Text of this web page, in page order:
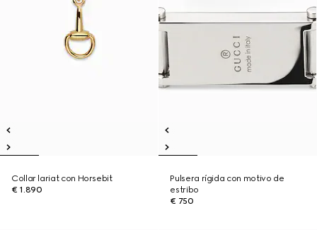
Collar lariat con Horsebit
€ 1.890
Pulsera rígida con motivo de
estribo
€ 750